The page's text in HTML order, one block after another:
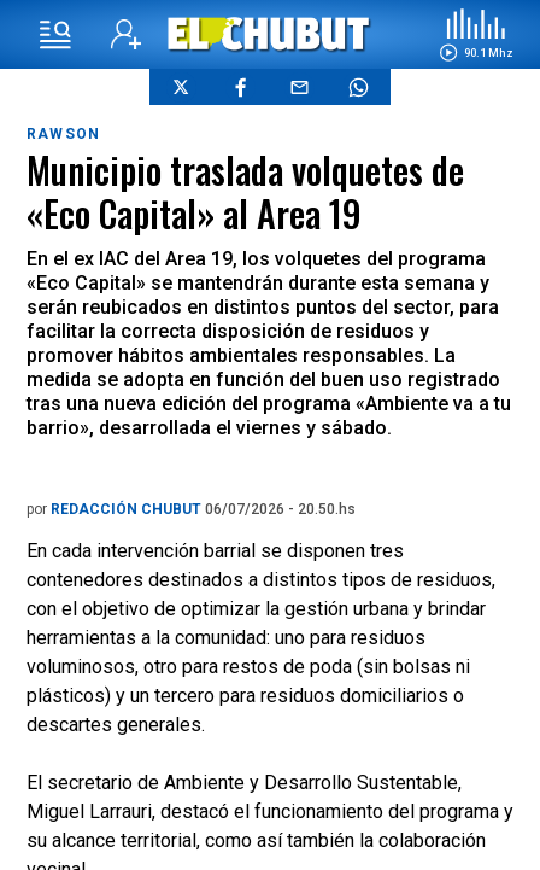
90.1 Mhz
RAWSON
Municipio traslada volquetes de
«Eco Capital» al Area 19
En el ex IAC del Area 19, los volquetes del programa
«Eco Capital» se mantendrán durante esta semana y
serán reubicados en distintos puntos del sector, para
facilitar la correcta disposición de residuos y
promover hábitos ambientales responsables. La
medida se adopta en función del buen uso registrado
tras una nueva edición del programa «Ambiente va a tu
barrio», desarrollada el viernes y sábado.
por REDACCIÓN CHUBUT 06/07/2026 - 20.50.hs
En cada intervención barrial se disponen tres
contenedores destinados a distintos tipos de residuos,
con el objetivo de optimizar la gestión urbana y brindar
herramientas a la comunidad: uno para residuos
voluminosos, otro para restos de poda (sin bolsas ni
plásticos) y un tercero para residuos domiciliarios o
descartes generales.
El secretario de Ambiente y Desarrollo Sustentable,
Miguel Larrauri, destacó el funcionamiento del programa y
su alcance territorial, como así también la colaboración